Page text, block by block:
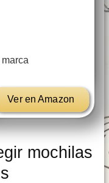
Ver en Amazon
mochilas